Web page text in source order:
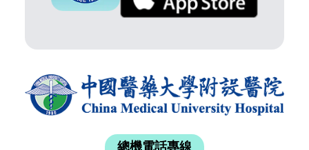
總機電話專線